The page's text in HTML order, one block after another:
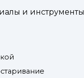
и инструменты